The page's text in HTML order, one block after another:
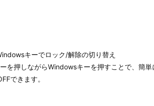
キーでロック/解除の切り替え
を押しながらWindowsキーを押すことで、簡
できます。